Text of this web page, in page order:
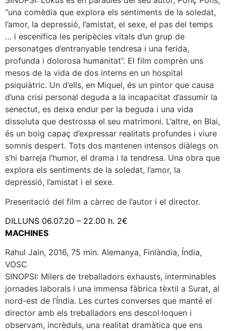
“una comèdia que explora els sentiments de la soledat,
l’amor, la depressió, l’amistat, el sexe, el pas del temps
… i escenifica les peripècies vitals d’un grup de
personatges d’entranyable tendresa i una ferida,
profunda i dolorosa humanitat”. El film comprèn uns
mesos de la vida de dos interns en un hospital
psiquiàtric. Un d’ells, en Miquel, és un pintor que causa
d’una crisi personal deguda a la incapacitat d’assumir la
senectut, es deixa endur per la beguda i una vida
dissoluta que destrossa el seu matrimoni. L’altre, en Blai,
és un boig capaç d’expressar realitats profundes i viure
somnis despert. Tots dos mantenen intensos diàlegs on
s’hi barreja l’humor, el drama i la tendresa. Una obra que
explora els sentiments de la soledat, l’amor, la
depressió, l’amistat i el sexe.
Presentació del film a càrrec de l’autor i el director.
DILLUNS 06.07.20 – 22.00 h. 2€
MACHINES
Rahul Jain, 2016, 75 min. Alemanya, Finlàndia, Índia,
VOSC
SINOPSI: Milers de treballadors exhausts, interminables
jornades laborals i una immensa fàbrica tèxtil a Surat, al
nord-est de l’Índia. Les curtes converses que manté el
director amb els treballadors ens descol·loquen i
observam, incrèduls, una realitat dramàtica que ens